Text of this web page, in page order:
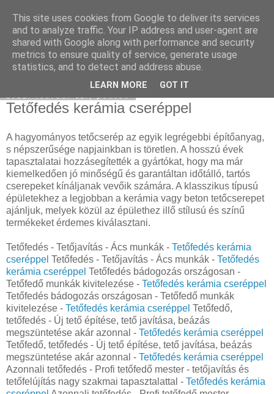
Social keresőoptimalizálás
Tetőfedés kerámia cseréppel
A hagyományos tetőcserép az egyik legrégebbi építőanyag,
s népszerűsége napjainkban is töretlen. A hosszú évek
tapasztalatai hozzásegítették a gyártókat, hogy ma már
kiemelkedően jó minőségű és garantáltan időtálló, tartós
cserepeket kínáljanak vevőik számára. A klasszikus típusú
épületekhez a legjobban a kerámia vagy beton tetőcserepet
ajánljuk, melyek közül az épülethez illő stílusú és színű
termékeket érdemes kiválasztani.
Tetőfedés - Tetőjavítás - Ács munkák - Tetőfedés kerámia
cseréppel Tetőfedés - Tetőjavítás - Ács munkák - Tetőfedés
kerámia cseréppel Tetőfedés bádogozás országosan -
Tetőfedő munkák kivitelezése - Tetőfedés kerámia cseréppel
Tetőfedés bádogozás országosan - Tetőfedő munkák
kivitelezése - Tetőfedés kerámia cseréppel Tetőfedő,
tetőfedés - Új tető építése, tető javítása, beázás
megszüntetése akár azonnal - Tetőfedés kerámia cseréppel
Tetőfedő, tetőfedés - Új tető építése, tető javítása, beázás
megszüntetése akár azonnal - Tetőfedés kerámia cseréppel
Azonnali tetőfedés - Profi tetőfedő mester - tetőjavítás és
tetőfelújítás nagy szakmai tapasztalattal - Tetőfedés kerámia
This site uses cookies from Google to deliver its services
and to analyze traffic. Your IP address and user-agent are
shared with Google along with performance and security
metrics to ensure quality of service, generate usage
statistics, and to detect and address abuse.
LEARN MORE GOT IT